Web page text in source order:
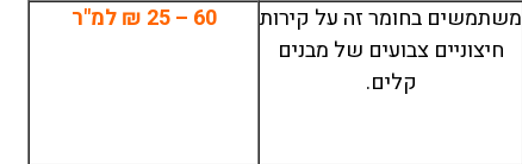
משתמשים בחומר זה על קירות
חיצוניים צבועים של מבנים
קלים.
60 – 25 ₪ למ"ר